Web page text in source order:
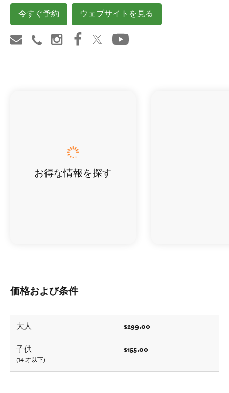
今すぐ予約 ウェブサイトを見る
価格および条件
大人 $299.00
子供
(14 才以下)
$155.00
お得な情報を探す